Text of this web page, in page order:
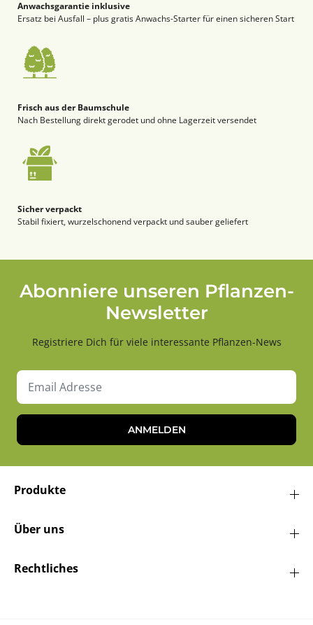
Anwachsgarantie inklusive
Ersatz bei Ausfall – plus gratis Anwachs-Starter für einen sicheren Start
Frisch aus der Baumschule
Nach Bestellung direkt gerodet und ohne Lagerzeit versendet
Sicher verpackt
Stabil fixiert, wurzelschonend verpackt und sauber geliefert
Abonniere unseren Pflanzen-
Newsletter
Registriere Dich für viele interessante Pflanzen-News
ANMELDEN
Produkte
Über uns
Rechtliches